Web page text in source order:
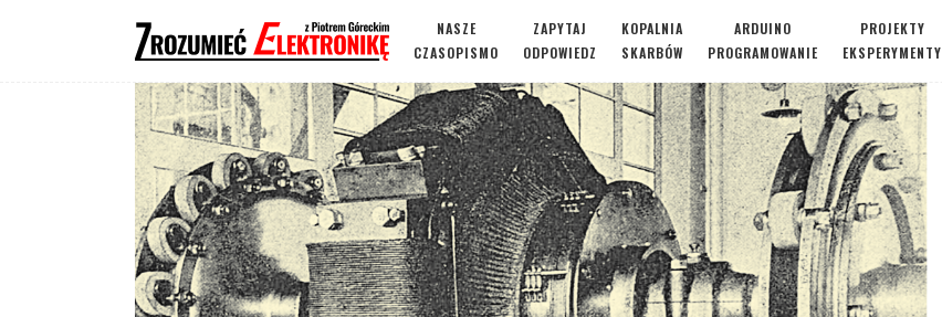
NASZE
CZASOPISMO
ZAPYTAJ
ODPOWIEDZ
KOPALNIA
SKARBÓW
ARDUINO
PROGRAMOWANIE
PROJEKTY
EKSPERYMENTY